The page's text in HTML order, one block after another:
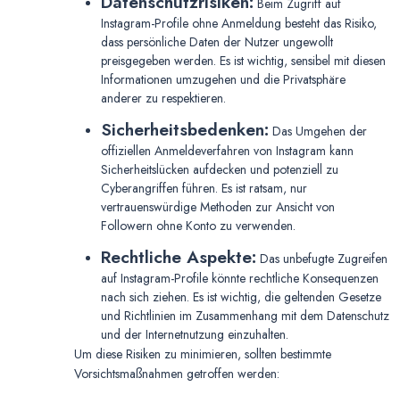
Beim Zugriff auf
Instagram-Profile ohne Anmeldung besteht das Risiko,
dass persönliche Daten der Nutzer ungewollt
preisgegeben werden. Es ist wichtig, sensibel mit diesen
Informationen umzugehen und die Privatsphäre
anderer zu respektieren.
Sicherheitsbedenken: Das Umgehen der
offiziellen Anmeldeverfahren von Instagram kann
Sicherheitslücken aufdecken und potenziell zu
Cyberangriffen führen. Es ist ratsam, nur
vertrauenswürdige Methoden zur Ansicht von
Followern ohne Konto zu verwenden.
Rechtliche Aspekte: Das unbefugte Zugreifen
auf Instagram-Profile könnte rechtliche Konsequenzen
nach sich ziehen. Es ist wichtig, die geltenden Gesetze
und Richtlinien im Zusammenhang mit dem Datenschutz
und der Internetnutzung einzuhalten.
Um diese Risiken zu minimieren, sollten bestimmte
Vorsichtsmaßnahmen getroffen werden: